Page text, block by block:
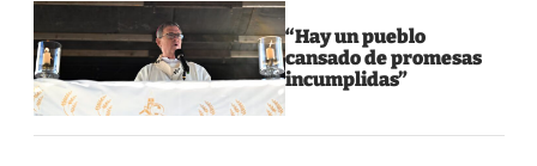
“Hay un pueblo
cansado de promesas
incumplidas”